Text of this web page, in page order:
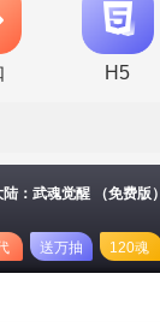
H5
：武魂觉醒 （免费版）
送万抽
120魂
币